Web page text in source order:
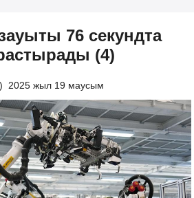
76 секундта
(4)
) 2025 жыл 19 маусым